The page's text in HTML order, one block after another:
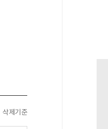
삭제기준